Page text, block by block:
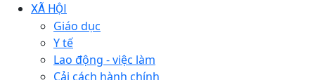
XÃ HỘI
Giáo dục
Y tế
Lao động - việc làm
Cải cách hành chính